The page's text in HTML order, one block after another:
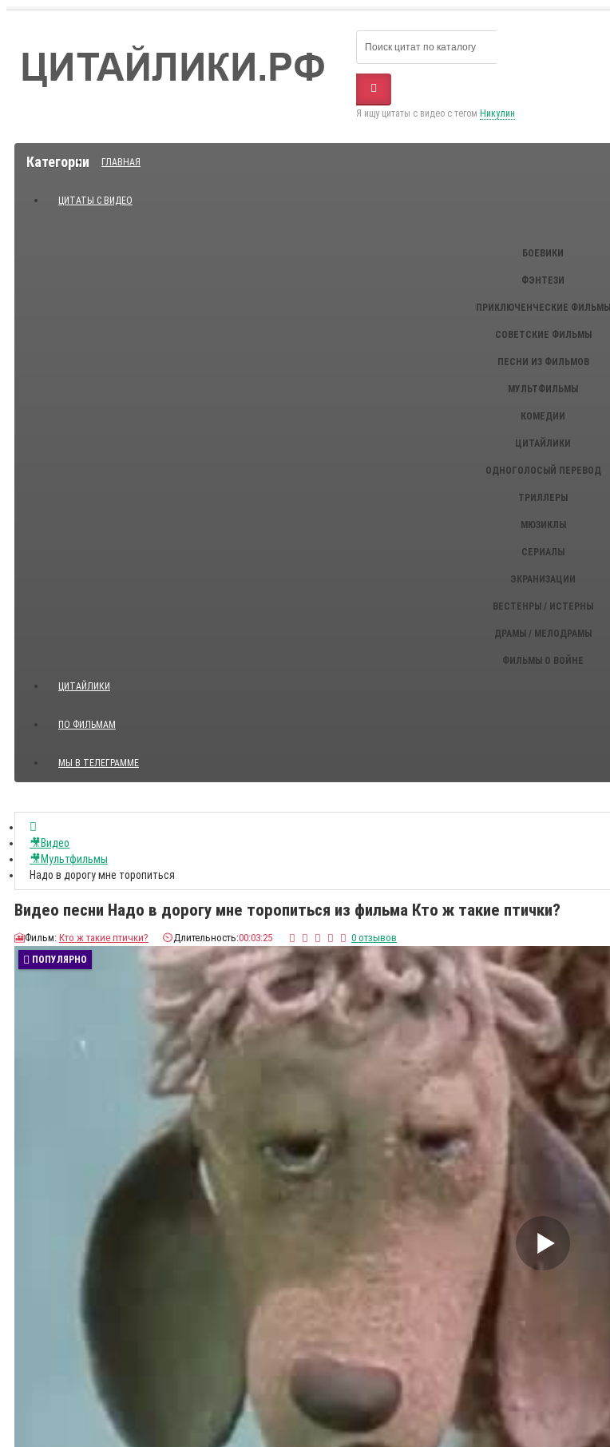
Я ищу цитаты с видео с тегом Никулин
Категории ГЛАВНАЯ
ЦИТАТЫ С ВИДЕО
БОЕВИКИ
ФЭНТЕЗИ
ПРИКЛЮЧЕНЧЕСКИЕ ФИЛЬМЫ
СОВЕТСКИЕ ФИЛЬМЫ
ПЕСНИ ИЗ ФИЛЬМОВ
МУЛЬТФИЛЬМЫ
КОМЕДИИ
ЦИТАЙЛИКИ
ОДНОГОЛОСЫЙ ПЕРЕВОД
ТРИЛЛЕРЫ
МЮЗИКЛЫ
СЕРИАЛЫ
ЭКРАНИЗАЦИИ
ВЕСТЕНРЫ / ИСТЕРНЫ
ДРАМЫ / МЕЛОДРАМЫ
ФИЛЬМЫ О ВОЙНЕ
Показать все Цитаты с видео
ЦИТАЙЛИКИ
ПО ФИЛЬМАМ
МЫ В ТЕЛЕГРАММЕ
🎥Видео
🎥Мультфильмы
Надо в дорогу мне торопиться
Видео песни Надо в дорогу мне торопиться из фильма Кто ж такие птички?
🎦Фильм: Кто ж такие птички? ⏲️Длительность:00:03:25 0 отзывов
ПОПУЛЯРНО